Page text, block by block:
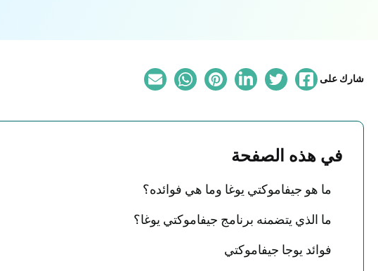
شارك على
في هذه الصفحة
ما هو جيفاموكتي يوغا وما هي فوائده؟
ما الذي يتضمنه برنامج جيفاموكتي يوغا؟
فوائد يوجا جيفاموكتي